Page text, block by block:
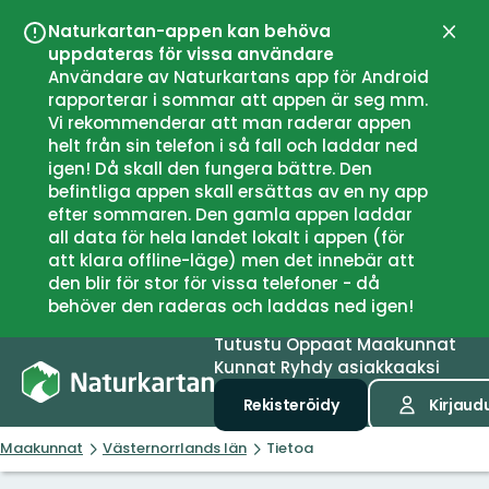
Naturkartan-appen kan behöva
uppdateras för vissa användare
Användare av Naturkartans app för Android
rapporterar i sommar att appen är seg mm.
Vi rekommenderar att man raderar appen
helt från sin telefon i så fall och laddar ned
igen! Då skall den fungera bättre. Den
befintliga appen skall ersättas av en ny app
efter sommaren. Den gamla appen laddar
all data för hela landet lokalt i appen (för
att klara offline-läge) men det innebär att
den blir för stor för vissa telefoner - då
behöver den raderas och laddas ned igen!
Sulje
TutustuOppaatMaakunnat
Kunnat Ryhdy asiakkaaksi
Rekisteröidy
Maakunnat Västernorrlands län Tietoa